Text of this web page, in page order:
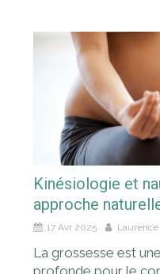
Kinésiologie et
approche
17 Avr 2025
La grossesse est